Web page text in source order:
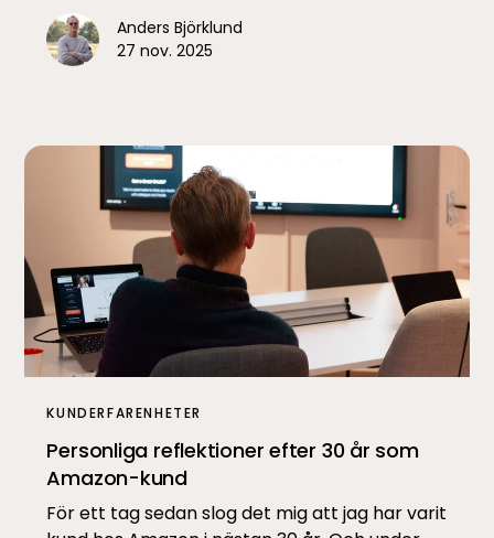
Anders Björklund
27 nov. 2025
KUNDERFARENHETER
Personliga reflektioner efter 30 år som
Amazon-kund
För ett tag sedan slog det mig att jag har varit